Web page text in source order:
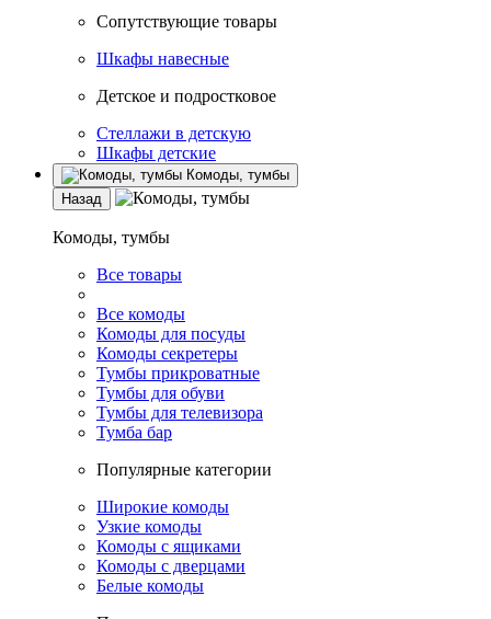
Сопутствующие товары
Шкафы навесные
Детское и подростковое
Стеллажи в детскую
Шкафы детские
Комоды, тумбы
Назад
Комоды, тумбы
Все товары
Все комоды
Комоды для посуды
Комоды секретеры
Тумбы прикроватные
Тумбы для обуви
Тумбы для телевизора
Тумба бар
Популярные категории
Широкие комоды
Узкие комоды
Комоды с ящиками
Комоды с дверцами
Белые комоды